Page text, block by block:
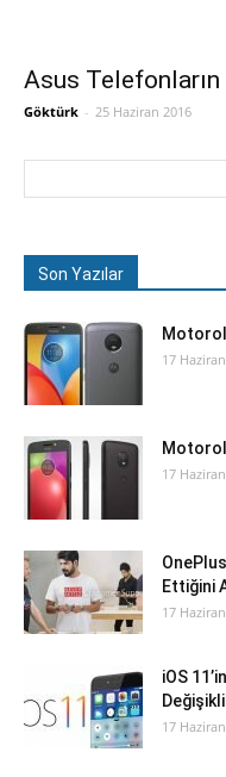
Asus
Göktürk - 25 Haziran 2016
Son Yazılar
17
17
Ettiğini
17
iOS
17